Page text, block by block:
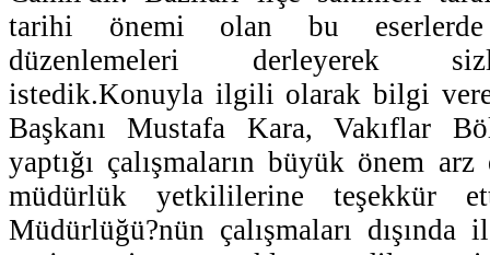
tarihi önemi olan bu eserlerde
düzenlemeleri derleyerek
istedik.Konuyla ilgili olarak bilgi
Başkanı Mustafa Kara, Vakıflar
yaptığı çalışmaların büyük önem
müdürlük yetkililerine teşekkür
Müdürlüğü?nün çalışmaları